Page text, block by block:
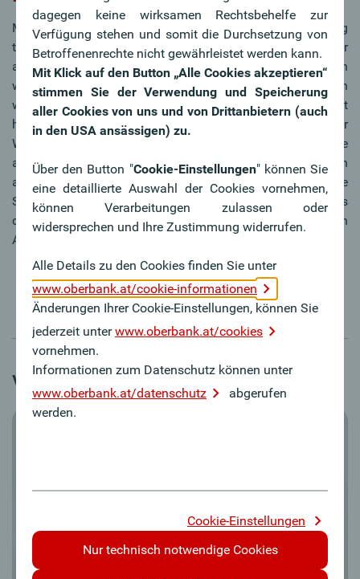
Möchten Sie mit Ihrer Garmin Smartwatch eine Zahlung
tätigen, dann wählen Sie das Wallet-Symbol auf Ihrer Uhr
aus. Alle 24 Stunden oder sobald die Uhr abgenommen
wurde, muss der Code, der bei der Einrichtung vergeben
wurde, neu eingegeben werden. Die Überprüfung erfolgt
hier über den Herzfrequenzmesser. Bei der geöffneter
Wallet wird automatisch die letzte verwendete Karte
angezeigt. Es können alle in der App hinterlegten Karten
ausgewählt werden. Sie werden aufgefordert, Ihre
Smartwatch in die Nähe des Kartenlesers zu halten. Es
dauert einen Moment lang, dann zeigt der Kartenleser den
Abschluss der Zahlung.
Vivoactive 3 Tutorial
dagegen keine wirksamen Rechtsbehelfe zur
Verfügung stehen und somit die Durchsetzung von
Betroffenenrechte nicht gewährleistet werden kann.
Mit Klick auf den Button „Alle Cookies akzeptieren“
stimmen Sie der Verwendung und Speicherung
aller Cookies von uns und von Drittanbietern (auch
in den USA ansässigen) zu.
Über den Button "Cookie-Einstellungen" können Sie
eine detaillierte Auswahl der Cookies vornehmen,
können Verarbeitungen zulassen oder
widersprechen und Ihre Zustimmung widerrufen.
Alle Details zu den Cookies finden Sie unter
www.oberbank.at/cookie-informationen
Änderungen Ihrer Cookie-Einstellungen, können Sie
jederzeit unterwww.oberbank.at/cookies
vornehmen.
Informationen zum Datenschutz können unter
www.oberbank.at/datenschutz
abgerufen
werden.
Cookie-Einstellungen
Nur technisch notwendige Cookies